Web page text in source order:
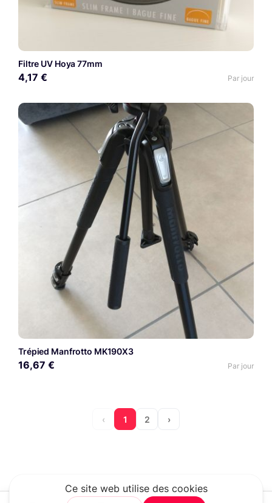
Filtre UV Hoya 77mm
4,17 € Par jour
Trépied Manfrotto MK190X3
16,67 € Par jour
‹ 1 2 ›